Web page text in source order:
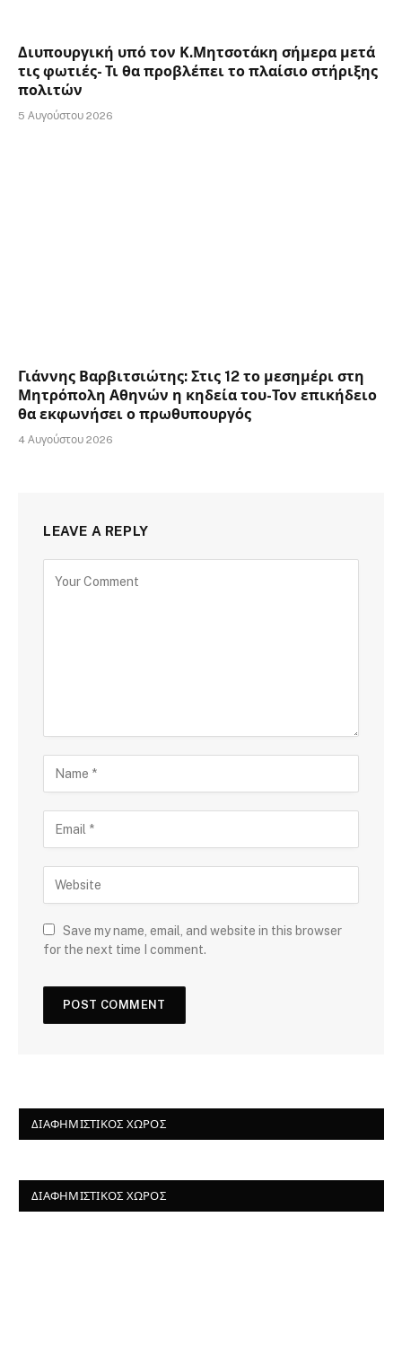
Διυπουργική υπό τον Κ.Μητσοτάκη σήμερα μετά
τις φωτιές- Τι θα προβλέπει το πλαίσιο στήριξης
πολιτών
5 Αυγούστου 2026
Γιάννης Βαρβιτσιώτης: Στις 12 το μεσημέρι στη
Μητρόπολη Αθηνών η κηδεία του-Τον επικήδειο
θα εκφωνήσει ο πρωθυπουργός
4 Αυγούστου 2026
LEAVE A REPLY
Save my name, email, and website in this browser
for the next time I comment.
ΔΙΑΦΗΜΙΣΤΙΚΌΣ ΧΏΡΟΣ
ΔΙΑΦΗΜΙΣΤΙΚΌΣ ΧΏΡΟΣ